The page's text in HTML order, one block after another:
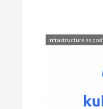
infrastructure as